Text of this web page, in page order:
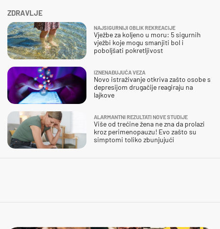
ZDRAVLJE
NAJSIGURNIJI OBLIK REKREACIJE
Vježbe za koljeno u moru: 5 sigurnih
vježbi koje mogu smanjiti bol i
poboljšati pokretljivost
IZNENAĐUJUĆA VEZA
Novo istraživanje otkriva zašto osobe s
depresijom drugačije reagiraju na
lajkove
ALARMANTNI REZULTATI NOVE STUDIJE
Više od trećine žena ne zna da prolazi
kroz perimenopauzu! Evo zašto su
simptomi toliko zbunjujući